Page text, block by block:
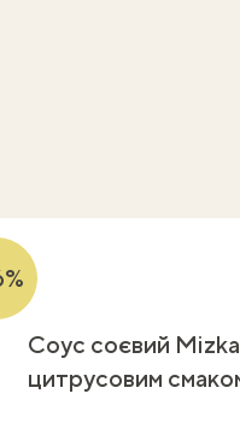
Соус соєвий
цитрусовим